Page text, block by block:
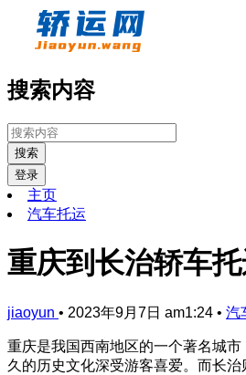
搜索内容
搜索
登录
主页
汽车托运
重庆到长治轿车
jiaoyun • 2023年9月7日 am1:24 • 汽
重庆是我国西南地区的一个著名城
久的历史文化深受游客喜爱。而长治